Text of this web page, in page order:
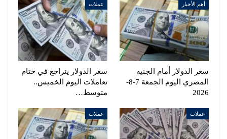
أهم الأخبار
سعر الدولار أمام الجنيه
المصري اليوم الجمعة 7-8-
2026
عملات
سعر الدولار يتراجع في ختام
تعاملات اليوم الخميس..
متوسط…
عملات عملات